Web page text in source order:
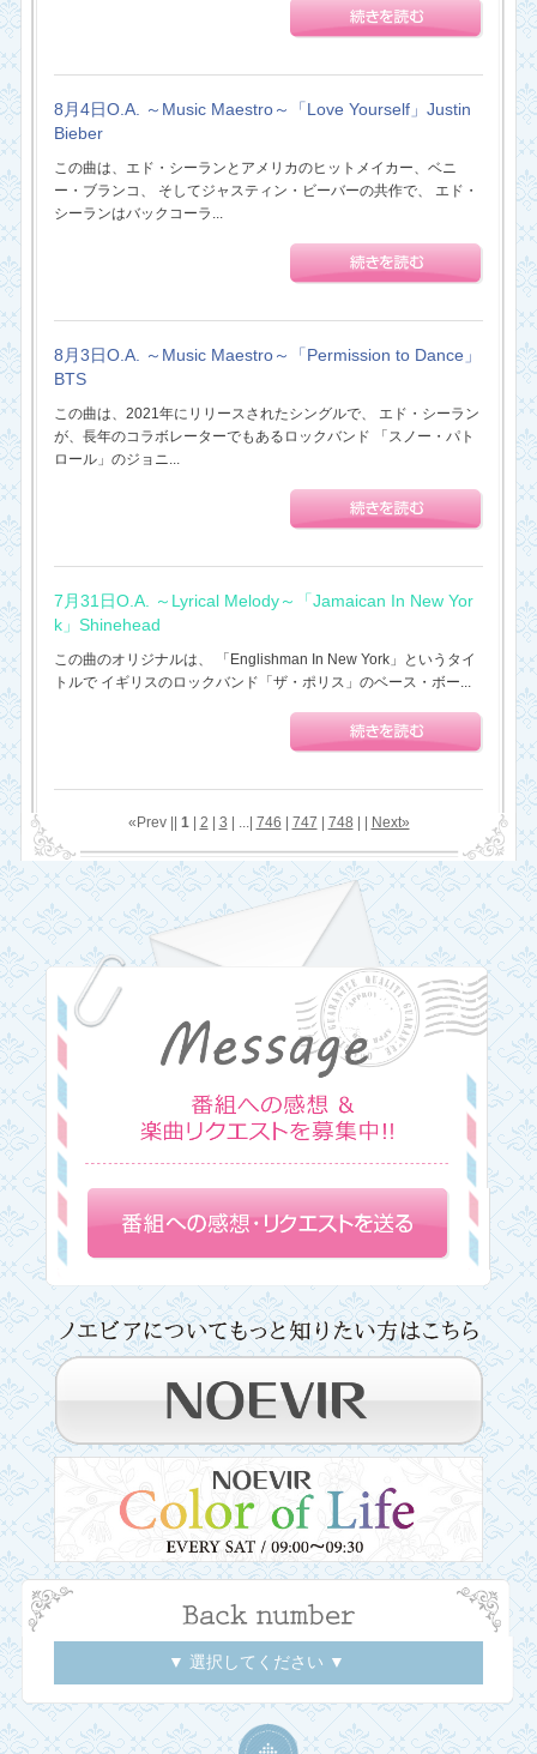
8月4日O.A. ～Music Maestro～「Love Yourself」Justin
Bieber
この曲は、エド・シーランとアメリカのヒットメイカー、ベニ
ー・ブランコ、 そしてジャスティン・ビーバーの共作で、 エド・
シーランはバックコーラ...
8月3日O.A. ～Music Maestro～「Permission to Dance」
BTS
この曲は、2021年にリリースされたシングルで、 エド・シーラン
が、長年のコラボレーターでもあるロックバンド 「スノー・パト
ロール」のジョニ...
7月31日O.A. ～Lyrical Melody～「Jamaican In New Yor
k」Shinehead
この曲のオリジナルは、 「Englishman In New York」というタイ
トルで イギリスのロックバンド「ザ・ポリス」のベース・ボー...
«Prev || 1| 2 3 | ...| 746 747 748 Next»